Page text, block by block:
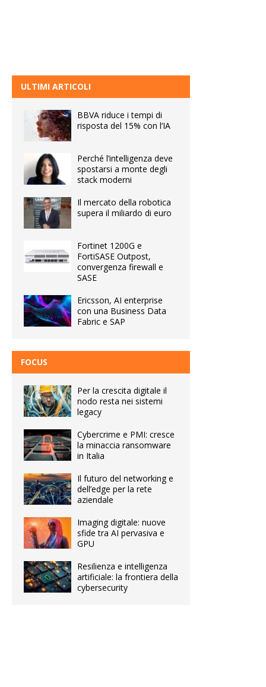
ULTIMI ARTICOLI
BBVA riduce i tempi di
risposta del 15% con l’IA
Perché l’intelligenza deve
spostarsi a monte degli
stack moderni
Il mercato della robotica
supera il miliardo di euro
Fortinet 1200G e
FortiSASE Outpost,
convergenza firewall e
SASE
Ericsson, AI enterprise
con una Business Data
Fabric e SAP
FOCUS
Per la crescita digitale il
nodo resta nei sistemi
legacy
Cybercrime e PMI: cresce
la minaccia ransomware
in Italia
Il futuro del networking e
dell’edge per la rete
aziendale
Imaging digitale: nuove
sfide tra AI pervasiva e
GPU
Resilienza e intelligenza
artificiale: la frontiera della
cybersecurity